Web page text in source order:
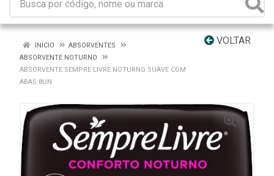
VOLTAR
INÍCIO
ABSORVENTES
ABSORVENTE NOTURNO
ABSORVENTE SEMPRE LIVRE NOTURNO SUAVE COM
ABAS 8UN